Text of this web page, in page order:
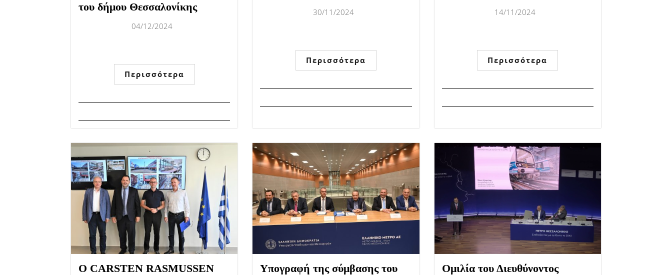
του δήμου Θεσσαλονίκης
04/12/2024
Περισσότερα
30/11/2024
Περισσότερα
14/11/2024
Περισσότερα
Ο CARSTEN RASMUSSEN
Υπογραφή της σύμβασης του
Ομιλία του Διευθύνοντος